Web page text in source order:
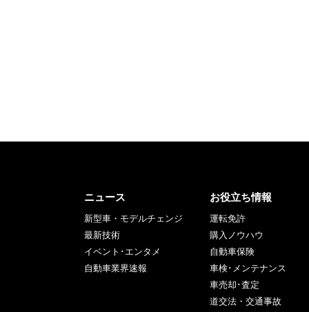
ニュース
新型車・モデルチェンジ
最新技術
イベント･エンタメ
自動車業界速報
お役立ち情報
運転免許
購入ノウハウ
自動車保険
車検･メンテナンス
車売却･査定
道交法・交通事故